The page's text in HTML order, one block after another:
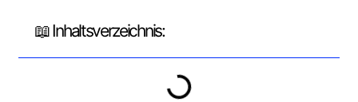
📖 Inhaltsverzeichnis: